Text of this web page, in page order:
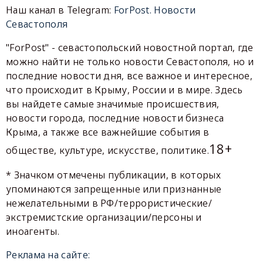
Наш канал в Telegram: ForPost. Новости
Севастополя
"ForPost" - севастопольский новостной портал, где
можно найти не только новости Севастополя, но и
последние новости дня, все важное и интересное,
что происходит в Крыму, России и в мире. Здесь
вы найдете самые значимые происшествия,
новости города, последние новости бизнеса
Крыма, а также все важнейшие события в
обществе, культуре, искусстве, политике.18+
* Значком отмечены публикации, в которых
упоминаются запрещенные или признанные
нежелательными в РФ/террористические/
экстремистские организации/персоны и
иноагенты.
Реклама на сайте: